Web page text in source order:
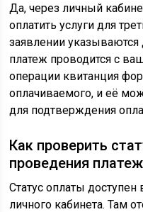
Да, через личный
оплатить услуги для
заявлении указываются
платеж проводится с
операции квитанция
оплачиваемого, и её
для подтверждения
Как проверить
проведения
Статус оплаты
личного кабинета. Там